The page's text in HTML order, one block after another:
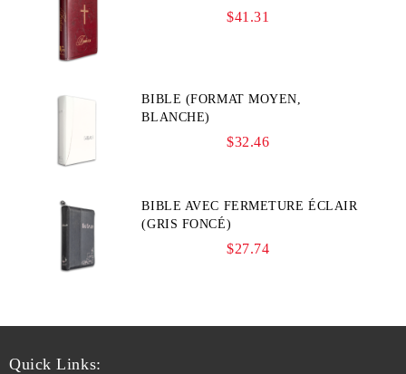
$41.31
BIBLE (FORMAT MOYEN,
BLANCHE)
$32.46
BIBLE AVEC FERMETURE ÉCLAIR
(GRIS FONCÉ)
$27.74
Quick Links: